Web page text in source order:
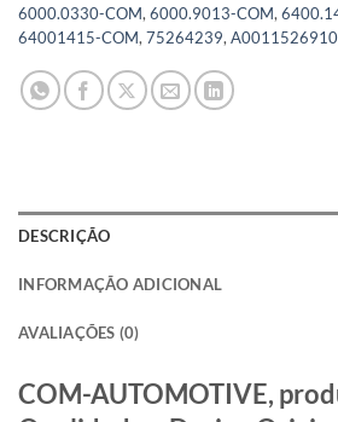
6000.0330-COM, 6000.9013-COM,
64001415-COM, 75264239, A0011526910
DESCRIÇÃO
INFORMAÇÃO ADICIONAL
AVALIAÇÕES (0)
COM-AUTOMOTIVE,